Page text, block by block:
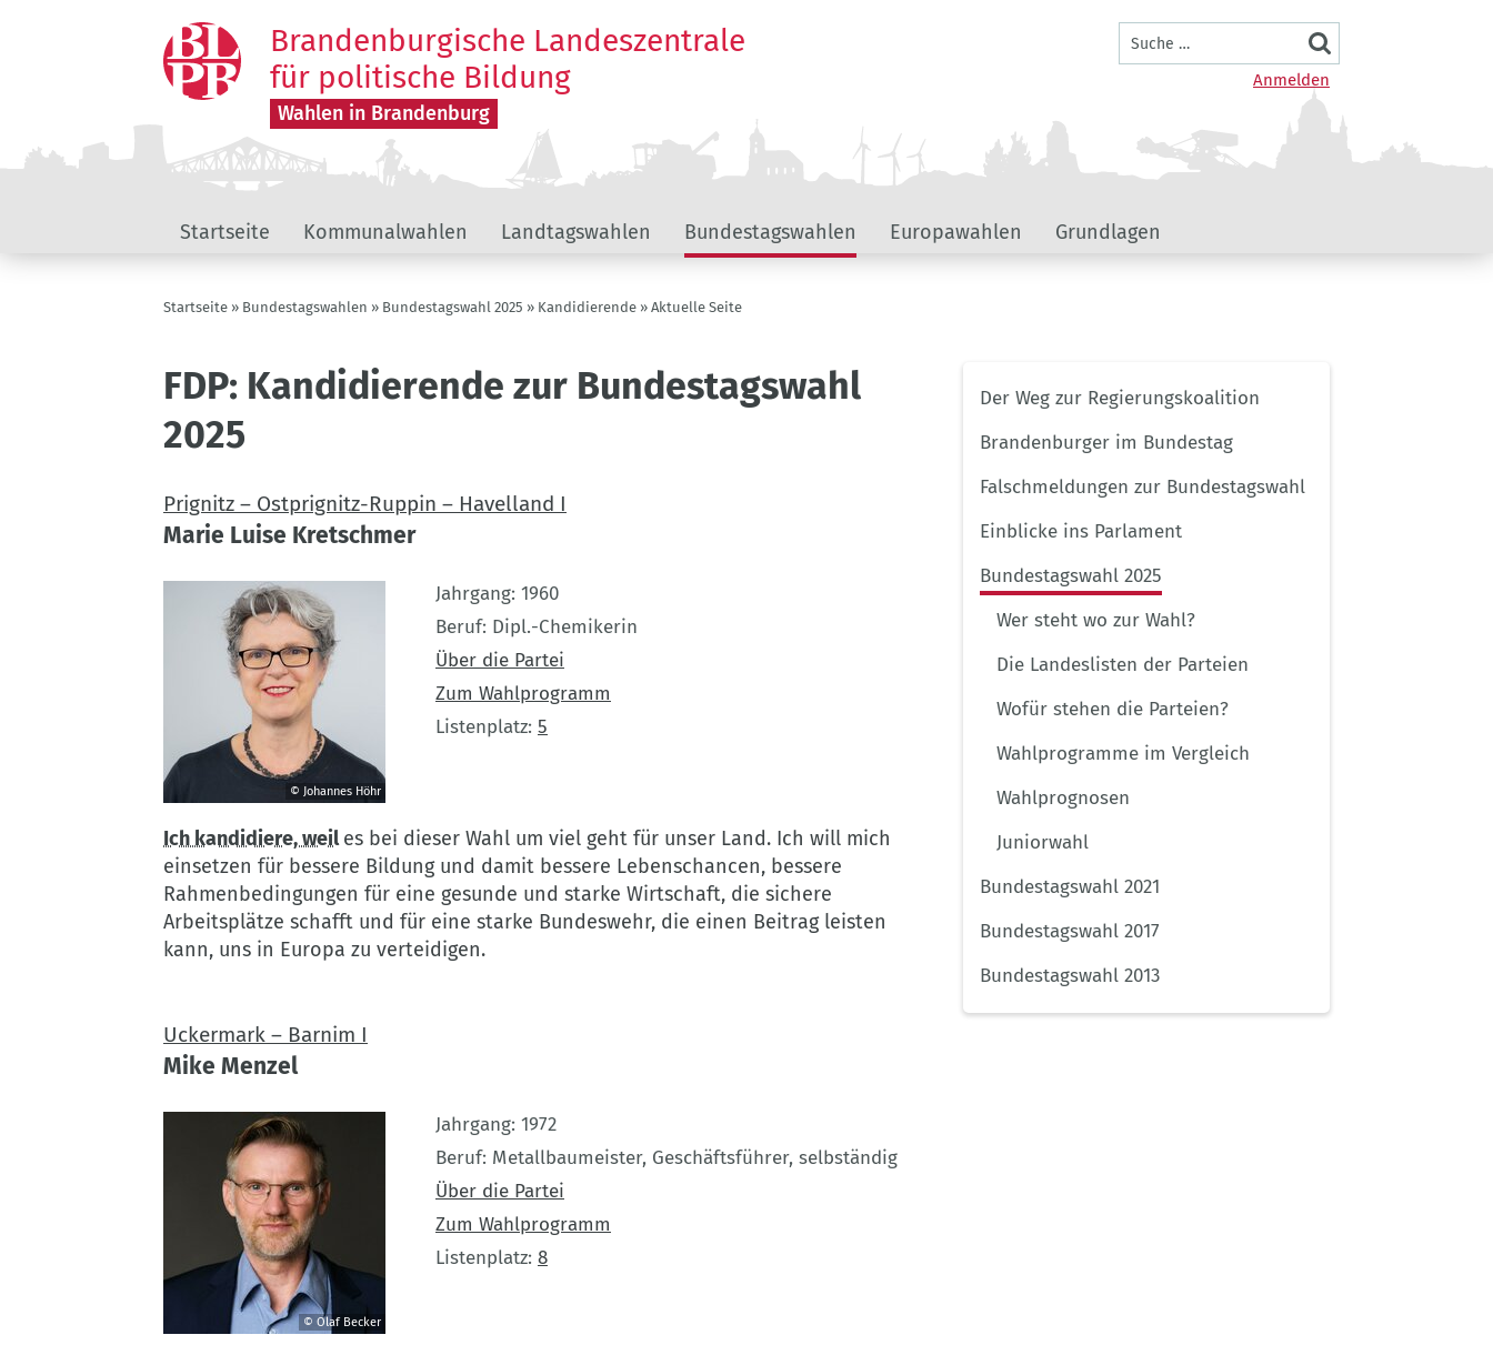
Brandenburgische Landeszentrale
für politische Bildung
Wahlen in Brandenburg
Benutzermenü
Anmelden
Suche
Wahlen
Startseite Kommunalwahlen Landtagswahlen Bundestagswahlen Europawahlen Grundlagen
Pfadnavigation
Startseite Bundestagswahlen Bundestagswahl 2025 Kandidierende Aktuelle Seite
FDP: Kandidierende zur Bundestagswahl
2025
Prignitz – Ostprignitz-Ruppin – Havelland I
Marie Luise Kretschmer
Johannes
Höhr
© Johannes Höhr
Jahrgang 1960
Beruf Dipl.-Chemikerin
Über die Partei
Zum Wahlprogramm
Listenplatz 5
Ich kandidiere, weil es bei dieser Wahl um viel geht für unser Land. Ich will mich
einsetzen für bessere Bildung und damit bessere Lebenschancen, bessere
Rahmenbedingungen für eine gesunde und starke Wirtschaft, die sichere
Arbeitsplätze schafft und für eine starke Bundeswehr, die einen Beitrag leisten
kann, uns in Europa zu verteidigen.
Uckermark – Barnim I
Mike Menzel
© Olaf Becker
Jahrgang 1972
Beruf Metallbaumeister, Geschäftsführer, selbständig
Über die Partei
Zum Wahlprogramm
Listenplatz 8
Wahlportal
Der Weg zur Regierungskoalition
Brandenburger im Bundestag
Falschmeldungen zur Bundestagswahl
Einblicke ins Parlament
Bundestagswahl 2025
Wer steht wo zur Wahl?
Die Landeslisten der Parteien
Wofür stehen die Parteien?
Wahlprogramme im Vergleich
Wahlprognosen
Juniorwahl
Bundestagswahl 2021
Bundestagswahl 2017
Bundestagswahl 2013